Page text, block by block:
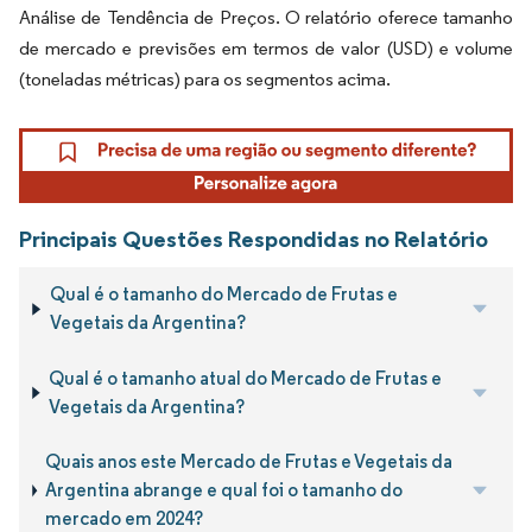
Análise de Tendência de Preços. O relatório oferece tamanho
de mercado e previsões em termos de valor (USD) e volume
(toneladas métricas) para os segmentos acima.
Principais Questões Respondidas no Relatório
Qual é o tamanho do Mercado de Frutas e
Vegetais da Argentina?
Qual é o tamanho atual do Mercado de Frutas e
Vegetais da Argentina?
Quais anos este Mercado de Frutas e Vegetais da
Argentina abrange e qual foi o tamanho do
mercado em 2024?